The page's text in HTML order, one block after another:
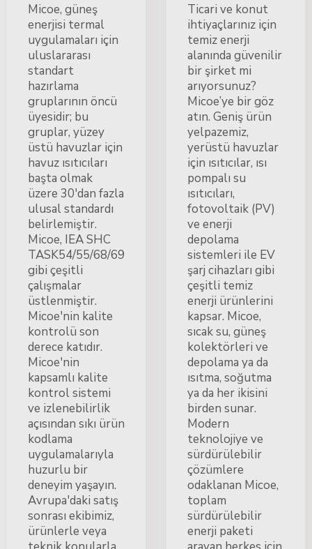
Micoe, güneş
enerjisi termal
uygulamaları için
uluslararası
standart
hazırlama
gruplarının öncü
üyesidir; bu
gruplar, yüzey
üstü havuzlar için
havuz ısıtıcıları
başta olmak
üzere 30'dan fazla
ulusal standardı
belirlemiştir.
Micoe, IEA SHC
TASK54/55/68/69
gibi çeşitli
çalışmalar
üstlenmiştir.
Micoe'nin kalite
kontrolü son
derece katıdır.
Micoe'nin
kapsamlı kalite
kontrol sistemi
ve izlenebilirlik
açısından sıkı ürün
kodlama
uygulamalarıyla
huzurlu bir
deneyim yaşayın.
Avrupa'daki satış
sonrası ekibimiz,
ürünlerle veya
Ticari ve konut
ihtiyaçlarınız için
temiz enerji
alanında güvenilir
bir şirket mi
arıyorsunuz?
Micoe’ye bir göz
atın. Geniş ürün
yelpazemiz,
yerüstü havuzlar
için ısıtıcılar, ısı
pompalı su
ısıtıcıları,
fotovoltaik (PV)
ve enerji
depolama
sistemleri ile EV
şarj cihazları gibi
çeşitli temiz
enerji ürünlerini
kapsar. Micoe,
sıcak su, güneş
kolektörleri ve
depolama ya da
ısıtma, soğutma
ya da her ikisini
birden sunar.
Modern
teknolojiye ve
sürdürülebilir
çözümlere
odaklanan Micoe,
toplam
sürdürülebilir
enerji paketi